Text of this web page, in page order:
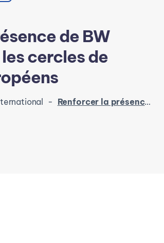
de BW
cercles de
- Renforcer la présence de BW Industrial dans les cercles de fabrication européens